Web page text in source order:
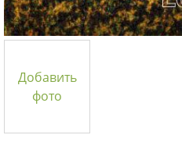
Добавить
фото